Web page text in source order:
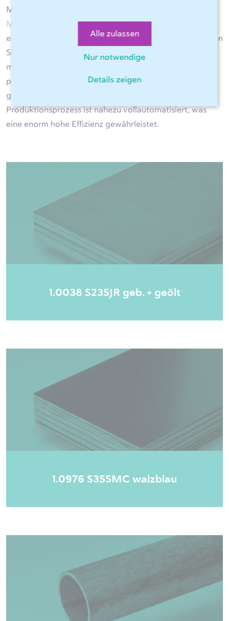
Alle zulassen
Nur notwendige
Details zeigen
Maschinen können wir problemlos für Sie
Maß
schneiden und abkanten. Registrieren Sie sich
einmalig für unsere Online-Software Sophia® und reichen
Sie einfach Ihre Anfrage ein. Wussten Sie, dass dies 24/7
möglich ist? Innerhalb einer Minute erhalten Sie ein
passendes Angebot, danach können Sie Ihren
gewünschten Liefertermin wählen. Der
Produktionsprozess ist nahezu vollautomatisiert, was
eine enorm hohe Effizienz gewährleistet.
1.0038 S235JR geb. + geölt
1.0976 S355MC walzblau